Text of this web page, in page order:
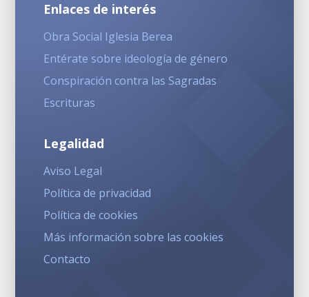
Enlaces de interés
Obra Social Iglesia Berea
Entérate sobre ideología de género
Conspiración contra las Sagradas
Escrituras
Legalidad
Aviso Legal
Política de privacidad
Política de cookies
Más información sobre las cookies
Contacto